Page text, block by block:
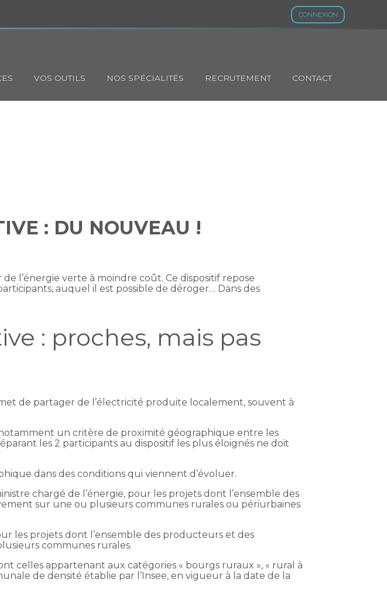
CONNEXION
VOS OUTILS NOS SPÉCIALITÉS RECRUTEMENT CONTACT
: DU NOUVEAU !
l’énergie verte à moindre coût. Ce dispositif repose
auquel il est possible de déroger… Dans des
: proches, mais pas
de partager de l’électricité produite localement, souvent à
un critère de proximité géographique entre les
les 2 participants au dispositif les plus éloignés ne doit
dans des conditions qui viennent d’évoluer.
chargé de l’énergie, pour les projets dont l’ensemble des
sur une ou plusieurs communes rurales ou périurbaines
les projets dont l’ensemble des producteurs et des
communes rurales.
celles appartenant aux catégories « bourgs ruraux », « rural à
de densité établie par l’Insee, en vigueur à la date de la